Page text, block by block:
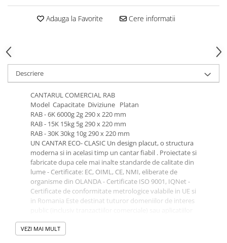
Adauga la Favorite Cere informatii
Descriere
CANTARUL COMERCIAL RAB
Model Capacitate Diviziune Platan
RAB - 6K 6000g 2g 290 x 220 mm
RAB - 15K 15kg 5g 290 x 220 mm
RAB - 30K 30kg 10g 290 x 220 mm
UN CANTAR ECO- CLASIC Un design placut, o structura
moderna si in acelasi timp un cantar fiabil . Proiectate si
fabricate dupa cele mai inalte standarde de calitate din
lume - Certificate: EC, OIML, CE, NMI, eliberate de
organisme din OLANDA - Certificate ISO 9001, IQNet -
Certificate de conformitate metrologice valabile in UE si
in Romania Este destinat tuturor domeniilor de interes
industriale Nu sint necesare nici un fel de alte
formalitati pentru punerea in folosinta
VEZI MAI MULT